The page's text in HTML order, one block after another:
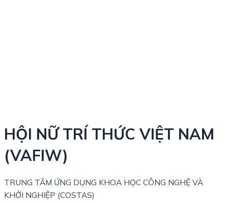
HỘI NỮ TRÍ THỨC VIỆT NAM
(VAFIW)
TRUNG TÂM ỨNG DỤNG KHOA HỌC CÔNG NGHỆ VÀ
KHỞI NGHIỆP (COSTAS)